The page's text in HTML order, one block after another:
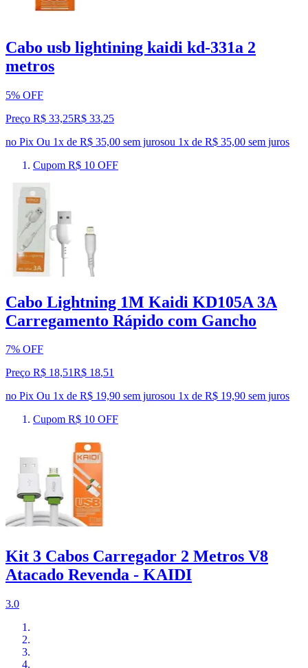
Cabo usb lightining kaidi kd-331a 2
metros
5% OFF
Preço R$ 33,25R$ 33,25
no Pix Ou 1x de R$ 35,00 sem jurosou 1x de R$ 35,00 sem juros
Cupom R$ 10 OFF
Cabo Lightning 1M Kaidi KD105A 3A
Carregamento Rápido com Gancho
7% OFF
Preço R$ 18,51R$ 18,51
no Pix Ou 1x de R$ 19,90 sem jurosou 1x de R$ 19,90 sem juros
Cupom R$ 10 OFF
Kit 3 Cabos Carregador 2 Metros V8
Atacado Revenda - KAIDI
3.0